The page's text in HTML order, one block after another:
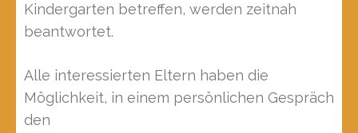
Kindergarten betreffen, werden zeitnah
beantwortet.
Alle interessierten Eltern haben die
Möglichkeit, in einem persönlichen Gespräch
den